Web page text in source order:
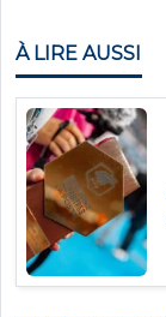
À LIRE AUSSI